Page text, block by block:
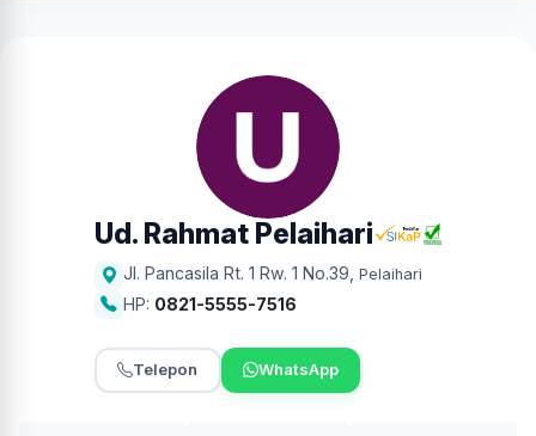
Ud. Rahmat Pelaihari
Jl. Pancasila Rt. 1 Rw. 1 No.39 Pelaihari
HP: 0821-5555-7516
Telepon WhatsApp